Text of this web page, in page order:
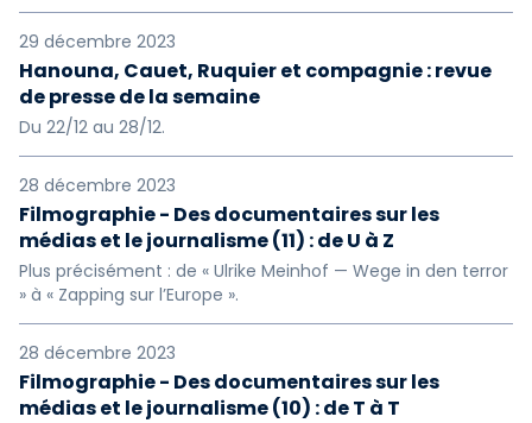
2005
2002 2001
29 décembre 2023
Hanouna, Cauet, Ruquier et compagnie : revue
de presse de la semaine
Du 22/12 au 28/12.
28 décembre 2023
Filmographie - Des documentaires sur les
médias et le journalisme (11) : de U à Z
Plus précisément : de « Ulrike Meinhof — Wege in den terror
» à « Zapping sur l’Europe ».
28 décembre 2023
Filmographie - Des documentaires sur les
médias et le journalisme (10) : de T à T